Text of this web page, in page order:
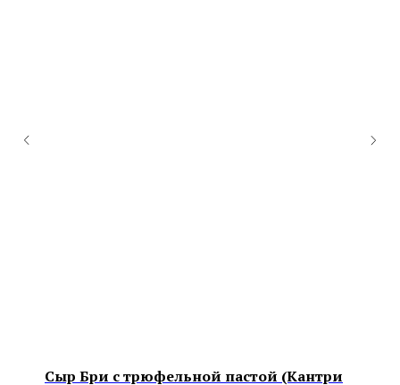
Сыр Бри с трюфельной пастой (Кантри